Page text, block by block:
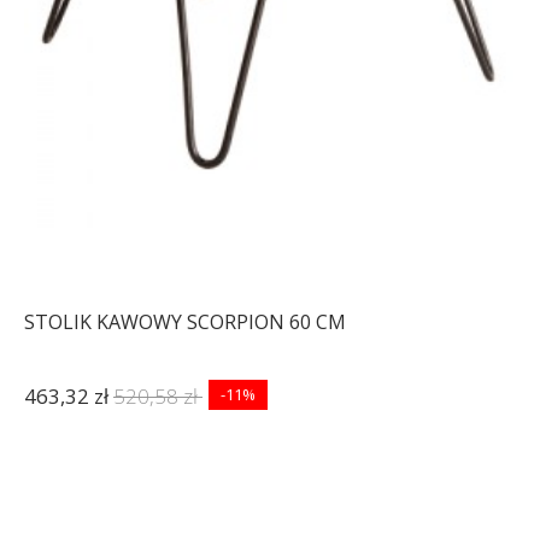
STOLIK KAWOWY SCORPION 60 CM
463,32 zł520,58 zł -11%